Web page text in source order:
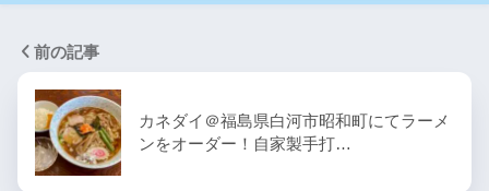
前の記事
カネダイ＠福島県白河市昭和町にてラーメ
ンをオーダー！自家製手打…